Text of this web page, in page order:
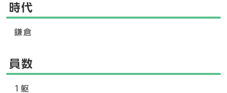
時代
鎌倉
員数
1躯